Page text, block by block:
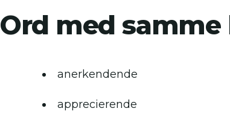
Ord med
anerkendende
apprecierende